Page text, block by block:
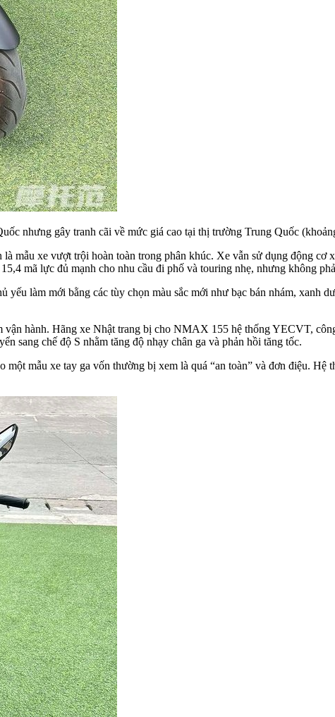
nhưng gây tranh cãi về mức giá cao tại thị trường Trung Quốc
mẫu xe vượt trội hoàn toàn trong phân khúc. Xe vẫn sử dụng động cơ
mã lực đủ mạnh cho nhu cầu đi phố và touring nhẹ, nhưng không
yếu làm mới bằng các tùy chọn màu sắc mới như bạc bán nhám, xanh
hành. Hãng xe Nhật trang bị cho NMAX 155 hệ thống YECVT,
sang chế độ S nhằm tăng độ nhạy chân ga và phản hồi tăng tốc.
mẫu xe tay ga vốn thường bị xem là quá “an toàn” và đơn điệu. Hệ